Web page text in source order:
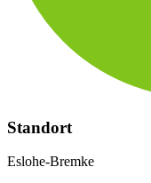
Standort
Eslohe-Bremke